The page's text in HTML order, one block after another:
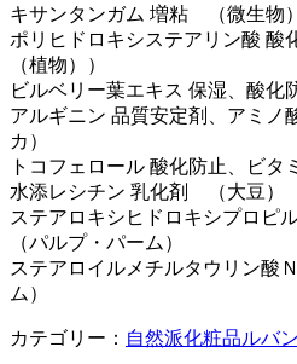
キサンタンガム 増粘 （微生物）
ポリヒドロキシステアリン酸
（植物））
ビルベリー葉エキス 保湿、酸化
アルギニン 品質安定剤、アミ
カ）
トコフェロール 酸化防止、ビ
水添レシチン 乳化剤 （大豆）
ステアロキシヒドロキシプロピ
（パルプ・パーム）
ステアロイルメチルタウリン酸
ム）
カテゴリー： 自然派化粧品ルバ